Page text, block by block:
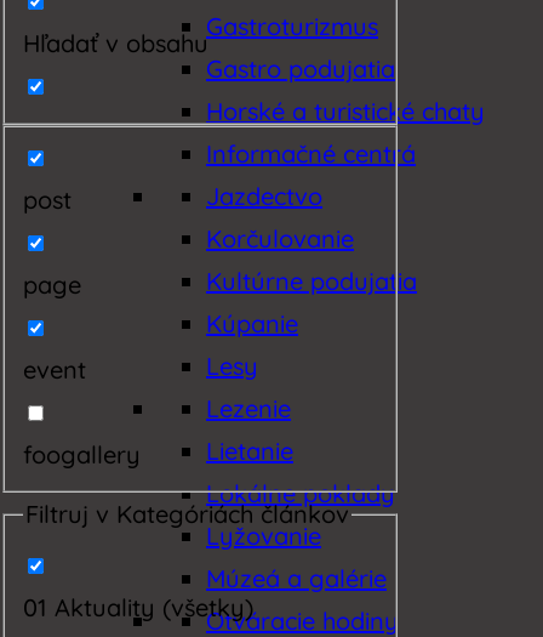
Hľadať v obsahu
post
page
event
foogallery
Filtruj v Kategóriách článkov
01 Aktuality (všetky)
Gastroturizmus
Gastro podujatia
Horské a turistické chaty
Informačné centrá
Jazdectvo
Korčulovanie
Kultúrne podujatia
Kúpanie
Lesy
Lezenie
Lietanie
Lokálne poklady
Lyžovanie
Múzeá a galérie
Otváracie hodiny